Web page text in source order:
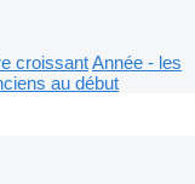
croissantAnnée - les
au début